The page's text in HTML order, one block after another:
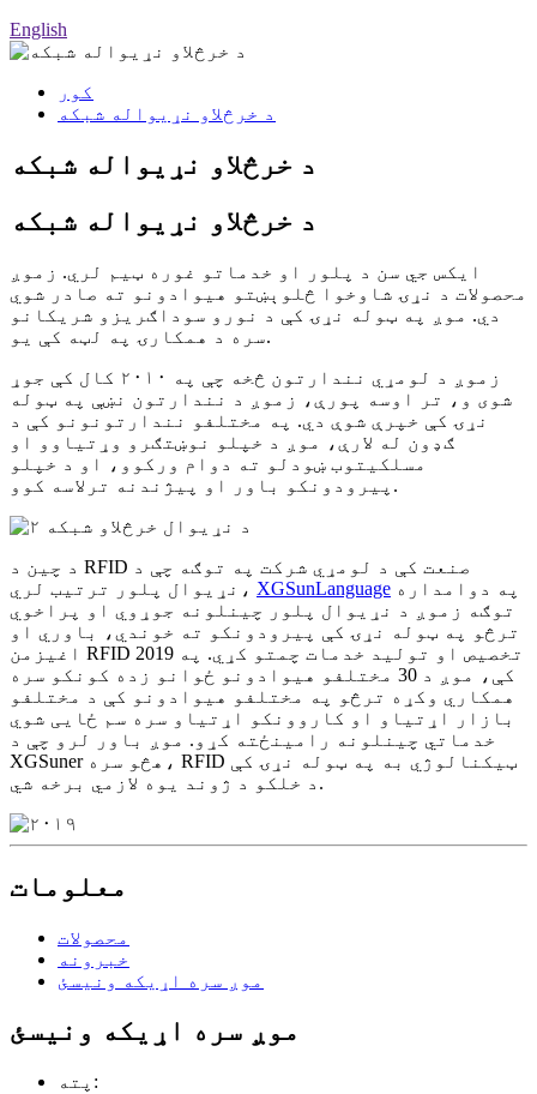
English
کور
د خرڅلاو نړیواله شبکه
د خرڅلاو نړیواله شبکه
د خرڅلاو نړیواله شبکه
ایکس جي سن د پلور او خدماتو غوره ټیم لري. زموږ
محصولات د نړۍ شاوخوا څلوېښتو هیوادونو ته صادر شوي
دي. موږ په ټوله نړۍ کې د نورو سوداګریزو شریکانو
سره د همکارۍ په لټه کې یو.
زموږ د لومړي نندارتون څخه چې په ۲۰۱۰ کال کې جوړ
شوی و، تر اوسه پورې، زموږ د نندارتون نښې په ټوله
نړۍ کې خپرې شوې دي. په مختلفو نندارتونونو کې د
ګډون له لارې، موږ د خپلو نوښتګرو وړتیاوو او
مسلکیتوب ښودلو ته دوام ورکوو، او د خپلو
پیرودونکو باور او پیژندنه ترلاسه کوو.
د چین د RFID صنعت کې د لومړي شرکت په توګه چې د
نړیوال پلور ترتیب لري، XGSunLanguage
توګه زموږ د نړیوال پلور چینلونه جوړوي او پراخوي
ترڅو په ټوله نړۍ کې پیرودونکو ته خوندي، باوري او
اغیزمن RFID تخصیص او تولید خدمات چمتو کړي. په 2019
کې، موږ د 30 مختلفو هیوادونو ځوانو زده کونکو سره
همکاري وکړه ترڅو په مختلفو هیوادونو کې د مختلفو
بازار اړتیاو او کاروونکو اړتیاو سره سم ځایی شوي
خدماتي چینلونه رامینځته کړو. موږ باور لرو چې د
XGSuner هڅو سره، RFID ټیکنالوژي به په ټوله نړۍ کې
د خلکو د ژوند یوه لازمي برخه شي.
معلومات
محصولات
خبرونه
موږ سره اړیکه ونیسئ
موږ سره اړیکه ونیسئ
پته: